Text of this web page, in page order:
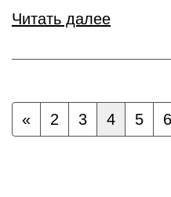
Читать далее
« 2 3 4 5 6